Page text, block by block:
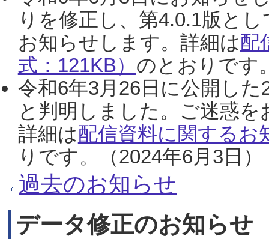
りを修正し、第4.0.1版と
お知らせします。詳細は配
式：121KB） のとおりです
令和6年3月26日に公開し
と判明しました。ご迷惑
詳細は配信資料に関するお
りです。（2024年6月3日）
過去のお知らせ
データ修正のお知らせ